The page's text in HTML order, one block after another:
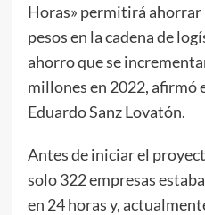
Horas» permitirá ahorrar
pesos en la cadena de
ahorro que se
millones en 2022, afirmó
Eduardo Sanz Lovatón.
Antes de iniciar el
solo 322 empresas
en 24 horas y,